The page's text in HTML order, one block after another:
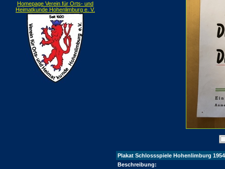
Homepage Verein für Orts- und
Heimatkunde Hohenlimburg e. V.
Plakat Schlossspiele Hohenlimburg 1954
Beschreibung: